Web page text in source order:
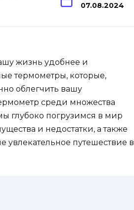
07.08.2024
жизнь удобнее и
термометры, которые,
облегчить вашу
среди множества
глубоко погрузимся в мир
и недостатки, а также
путешествие в